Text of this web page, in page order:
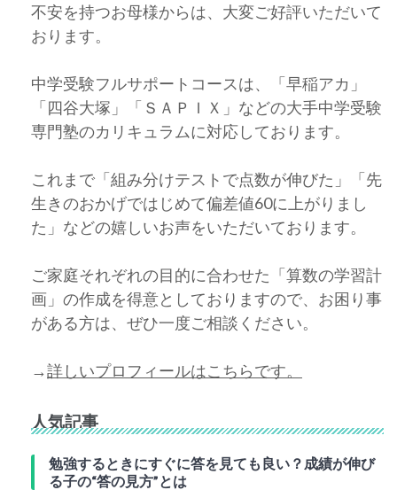
不安を持つお母様からは、大変ご好評いただいて
おります。
中学受験フルサポートコースは、「早稲アカ」
「四谷大塚」「ＳＡＰＩＸ」などの大手中学受験
専門塾のカリキュラムに対応しております。
これまで「組み分けテストで点数が伸びた」「先
生きのおかげではじめて偏差値60に上がりまし
た」などの嬉しいお声をいただいております。
ご家庭それぞれの目的に合わせた「算数の学習計
画」の作成を得意としておりますので、お困り事
がある方は、ぜひ一度ご相談ください。
→詳しいプロフィールはこちらです。
人気記事
勉強するときにすぐに答を見ても良い？成績が伸び
る子の“答の見方”とは